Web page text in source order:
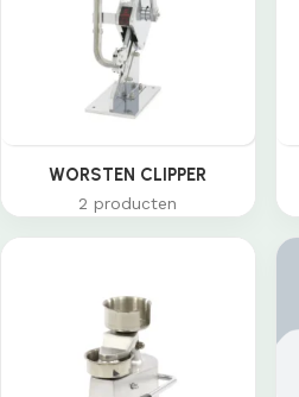
WORSTEN CLIPPER
2 producten